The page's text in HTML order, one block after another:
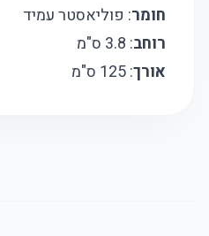
חומר: פוליאסטר עמיד
רוחב: 3.8 ס"מ
אורך: 125 ס"מ